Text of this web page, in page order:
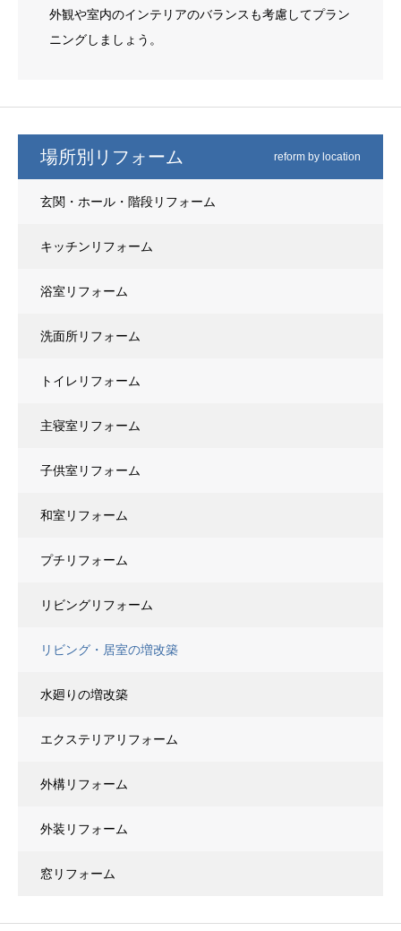
外観や室内のインテリアのバランスも考慮してプラン
ニングしましょう。
場所別リフォーム reform by location
玄関・ホール・階段リフォーム
キッチンリフォーム
浴室リフォーム
洗面所リフォーム
トイレリフォーム
主寝室リフォーム
子供室リフォーム
和室リフォーム
プチリフォーム
リビングリフォーム
リビング・居室の増改築
水廻りの増改築
エクステリアリフォーム
外構リフォーム
外装リフォーム
窓リフォーム